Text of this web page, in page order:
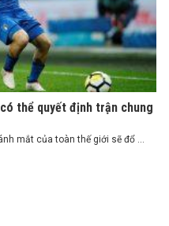
thể quyết định trận chung
mắt của toàn thế giới sẽ đổ ...